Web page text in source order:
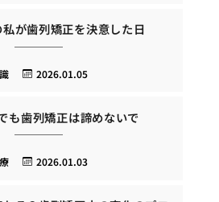
が歯列矯正を決意した日
2026.01.05
も歯列矯正は諦めないで
2026.01.03